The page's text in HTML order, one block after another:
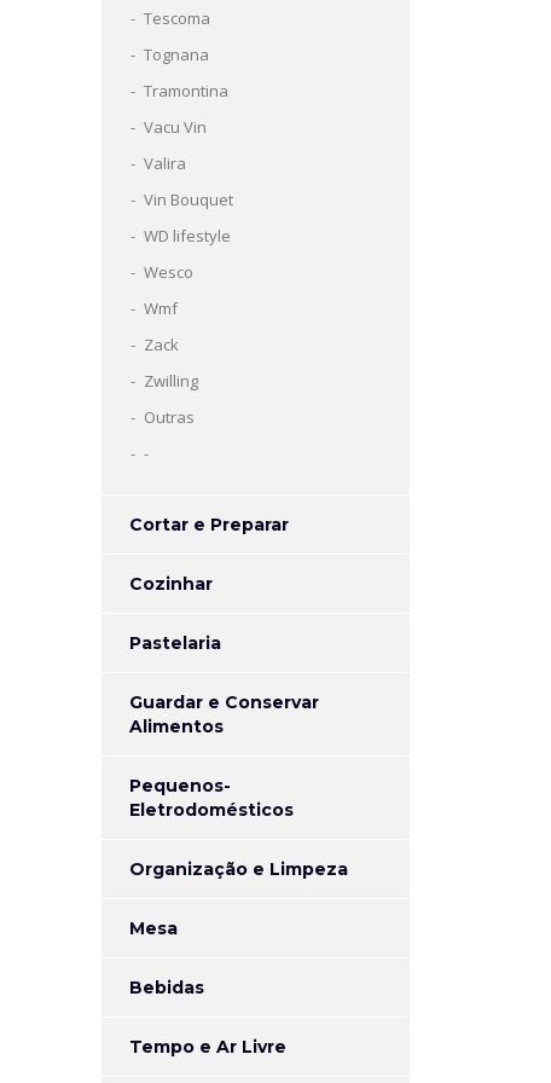
Tescoma
Tognana
Tramontina
Vacu Vin
Valira
Vin Bouquet
WD lifestyle
Wesco
Wmf
Zack
Zwilling
Outras
-
Cortar e Preparar
Cozinhar
Pastelaria
Guardar e Conservar
Alimentos
Pequenos-
Eletrodomésticos
Organização e Limpeza
Mesa
Bebidas
Tempo e Ar Livre